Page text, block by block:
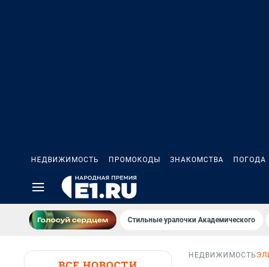
НЕДВИЖИМОСТЬ ПРОМОКОДЫ ЗНАКОМСТВА ПОГОДА
Стильные уралочки Академического
НЕДВИЖИМОСТЬ